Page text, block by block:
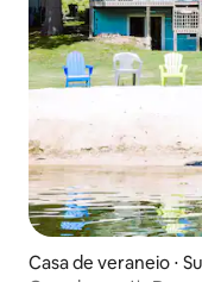
Casa de veraneio ⋅